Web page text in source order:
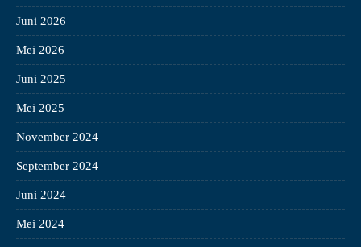
Juni 2026
Mei 2026
Juni 2025
Mei 2025
November 2024
September 2024
Juni 2024
Mei 2024